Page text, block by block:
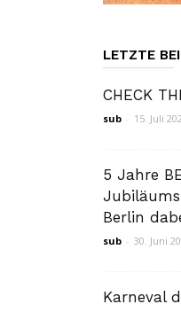
LETZTE
CHECK
sub - 15. Juli
5 Jahre
Berlin
sub - 30. Juni
Karneval